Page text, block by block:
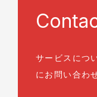
サービスにつ
にお問い合わ